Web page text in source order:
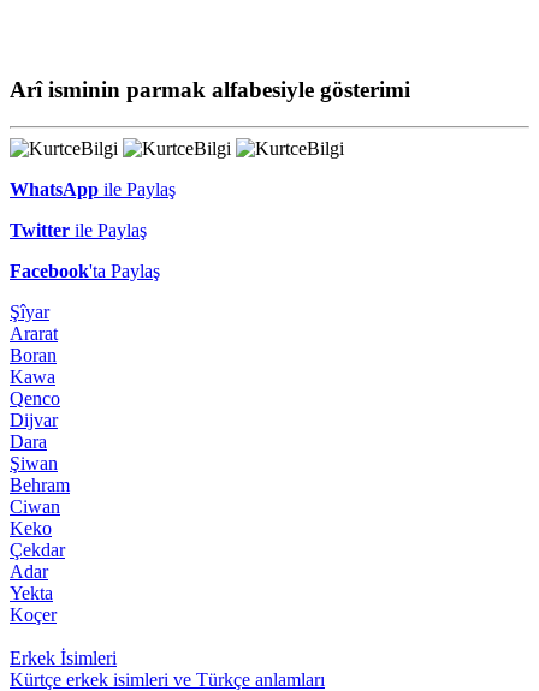
Arî isminin parmak alfabesiyle gösterimi
WhatsApp ile Paylaş
Twitter ile Paylaş
Facebook'ta Paylaş
Şîyar
Ararat
Boran
Kawa
Qenco
Dijvar
Dara
Şiwan
Behram
Ciwan
Keko
Çekdar
Adar
Yekta
Koçer
Erkek İsimleri
Kürtçe erkek isimleri ve Türkçe anlamları